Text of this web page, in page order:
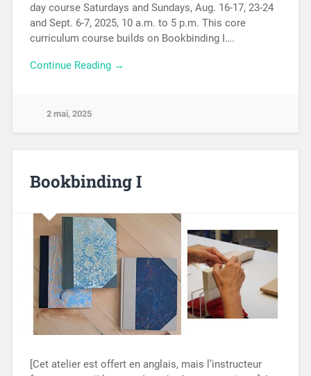
day course Saturdays and Sundays, Aug. 16-17, 23-24
and Sept. 6-7, 2025, 10 a.m. to 5 p.m. This core
curriculum course builds on Bookbinding I….
Continue Reading →
2 mai, 2025
Bookbinding I
[Cet atelier est offert en anglais, mais l’instructeur